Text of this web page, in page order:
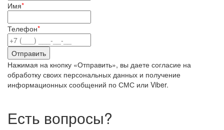
Имя*
Телефон*
Нажимая на кнопку «Отправить», вы даете согласие на
обработку своих персональных данных и получение
информационных сообщений по СМС или Viber.
Есть вопросы?